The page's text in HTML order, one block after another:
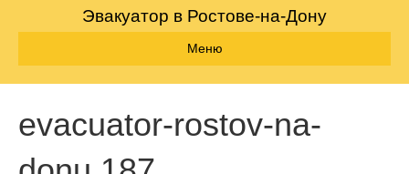
Эвакуатор в Ростове-на-Дону
Меню
evacuator-rostov-na-